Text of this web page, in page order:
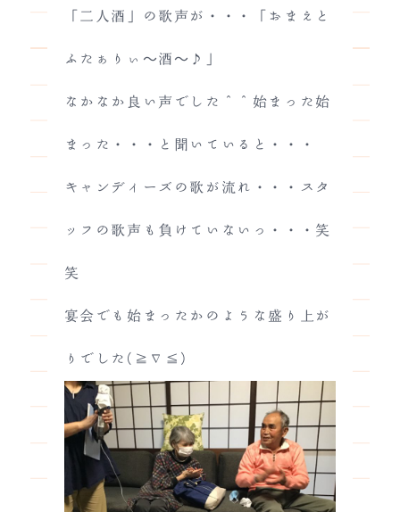
「二人酒」の歌声が・・・「おまえと
ふたぁりぃ～酒～♪」
なかなか良い声でした＾＾始まった始
まった・・・と聞いていると・・・
キャンディーズの歌が流れ・・・スタ
ッフの歌声も負けていないっ・・・笑
笑
宴会でも始まったかのような盛り上が
りでした(≧∇≦)